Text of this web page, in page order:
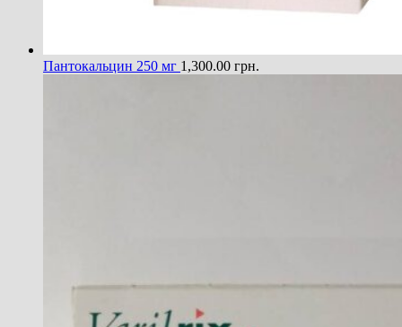
Пантокальцин 250 мг 1,300.00 грн.